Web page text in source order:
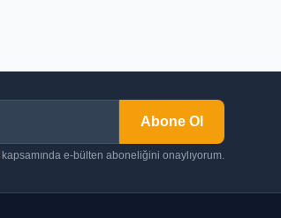
Abone Ol
kapsamında e-bülten aboneliğini onaylıyorum.